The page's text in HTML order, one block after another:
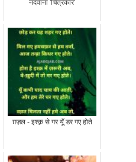
नंदवाना 'चित्रकार'
ग़ज़ल - इश्क़ से गर यूँ डर गए होते